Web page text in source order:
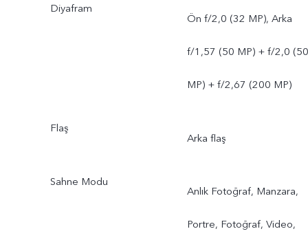
Diyafram
Ön f/2,0 (32 MP), Arka
f/1,57 (50 MP) + f/2,0 (50
MP) + f/2,67 (200 MP)
Flaş
Arka flaş
Sahne Modu
Anlık Fotoğraf, Manzara,
Portre, Fotoğraf, Video,